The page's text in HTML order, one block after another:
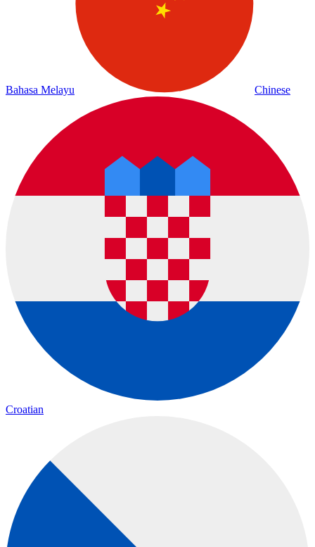
Bahasa Melayu Chinese
Croatian